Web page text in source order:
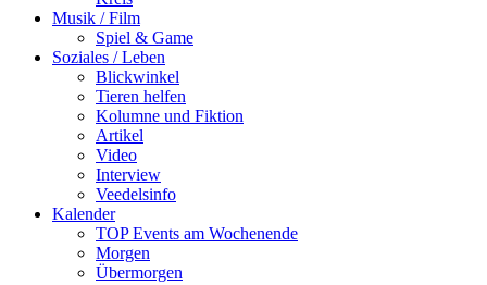
Musik / Film
Spiel & Game
Soziales / Leben
Blickwinkel
Tieren helfen
Kolumne und Fiktion
Artikel
Video
Interview
Veedelsinfo
Kalender
TOP Events am Wochenende
Morgen
Übermorgen